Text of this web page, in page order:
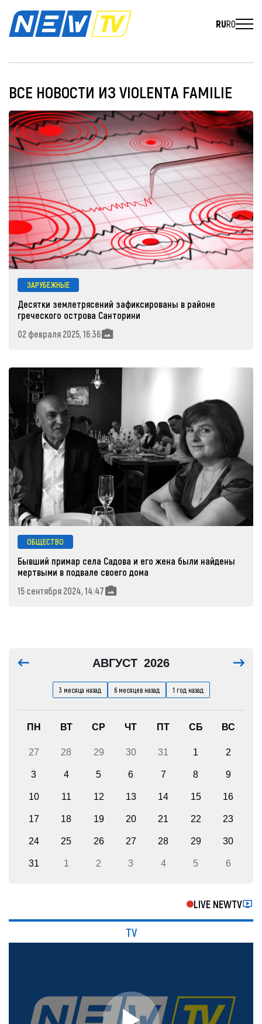
RURO
ВСЕ НОВОСТИ ИЗ VIOLENTA FAMILIE
ЗАРУБЕЖНЫЕ
Десятки землетрясений зафиксированы в районе
греческого острова Санторини
02 февраля 2025, 16:36
ОБЩЕСТВО
Бывший примар села Садова и его жена были найдены
мертвыми в подвале своего дома
15 сентября 2024, 14:47
АВГУСТ 2026
3 месяца назад 6 месяцев назад 1 год назад
ПН ВТ СР ЧТ ПТ СБ ВС
27 28 29 30 31 1 2
3 4 5 6 7 8 9
10 11 12 13 14 15 16
17 18 19 20 21 22 23
24 25 26 27 28 29 30
31 1 2 3 4 5 6
LIVE NEWTV
TV